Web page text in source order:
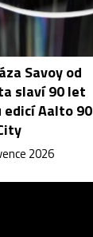
Savoy od
slaví 90 let
Aalto 90
2026